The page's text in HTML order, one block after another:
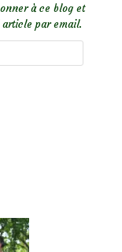
à ce blog et
par email.